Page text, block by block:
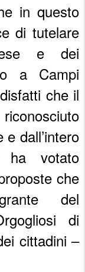
in questo
di tutelare
e dei
a Campi
che il
e dall’intero
ha votato
che
del
di
cittadini –